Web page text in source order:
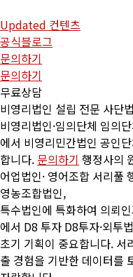
Updated 컨텐츠
공식블로그
문의하기
문의하기
무료상담
비영리법인 설립 전문 사단
비영리법인·임의단체 임의
에서 비영리민간법인 공인
합니다. 문의하기 행정사의
어업법인· 영어조합 서리풀
영농조합법인,
특수법인에 특화하여 의뢰
에서 D8 투자 D8투자·외투
초기 기획이 중요합니다. 서
출 경험을 기반한 데이터를